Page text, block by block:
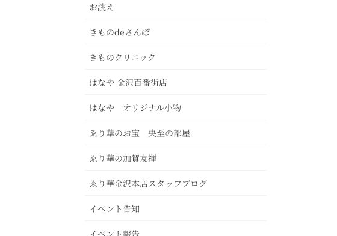
お誂え
きものdeさんぽ
きものクリニック
はなや 金沢百番街店
はなや オリジナル小物
ゑり華のお宝 央至の部屋
ゑり華の加賀友禅
ゑり華金沢本店スタッフブログ
イベント告知